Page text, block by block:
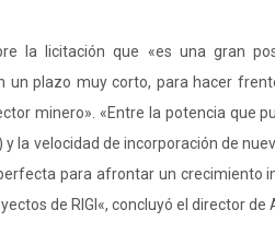
la licitación que «es una gran
un plazo muy corto, para hacer
minero». «Entre la potencia que
y la velocidad de incorporación de
para afrontar un crecimiento
de RIGI«, concluyó el director de